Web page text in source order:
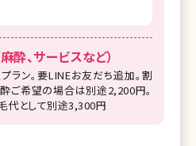
酔、サービスなど）
ラン。要LINEお友だち追加。割
ご希望の場合は別途2,200円。
代として別途3,300円